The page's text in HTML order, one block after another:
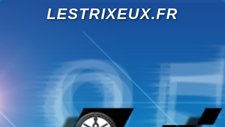
LESTRIXEUX.FR